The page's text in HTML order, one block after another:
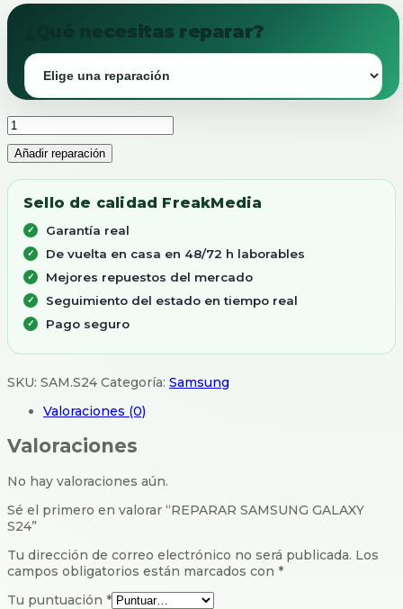
¿Qué necesitas reparar?
REPARAR
SAMSUNG
GALAXY
cantidad
Añadir reparación
Sello de calidad FreakMedia
Garantía real
De vuelta en casa en 48/72 h laborables
Mejores repuestos del mercado
Seguimiento del estado en tiempo real
Pago seguro
SKU: SAM.S24 Categoría: Samsung
Valoraciones (0)
Valoraciones
No hay valoraciones aún.
Sé el primero en valorar “REPARAR SAMSUNG GALAXY
S24”
Tu dirección de correo electrónico no será publicada. Los
campos obligatorios están marcados con *
Tu puntuación *